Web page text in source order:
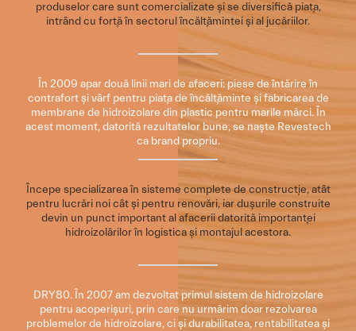
produselor care sunt comercializate și se diversifică piața,
intrând cu forță în sectorul încălțămintei și al jucăriilor.
În 2009 apar două linii mari de afaceri: piese de întărire în
contrafort și vârf pentru piața de încălțăminte și fabricarea de
membrane de hidroizolare din plastic pentru marile mărci. În
acest moment, datorită rezultatelor bune, se naște Revestech
ca brand propriu.
Începe specializarea în sisteme complete de construcție, atât
pentru lucrări noi cât și pentru renovări, iar dușurile construite
devin un punct important al afacerii datorită importanței
hidroizolărilor în logistica și montajul acestora.
DRY80. În 2007 am dezvoltat primul sistem de hidroizolare
pentru acoperișuri, prin care nu urmărim doar rezolvarea
problemelor de hidroizolare, ci și durabilitatea, rentabilitatea și